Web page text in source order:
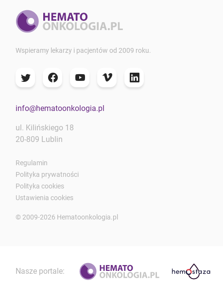
Wspieramy lekarzy i pacjentów od 2009 roku.
info@hematoonkologia.pl
ul. Kilińskiego 18
20-809 Lublin
Regulamin
Polityka prywatności
Polityka cookies
Ustawienia cookies
© 2009-2026 Hematoonkologia.pl
Nasze portale: